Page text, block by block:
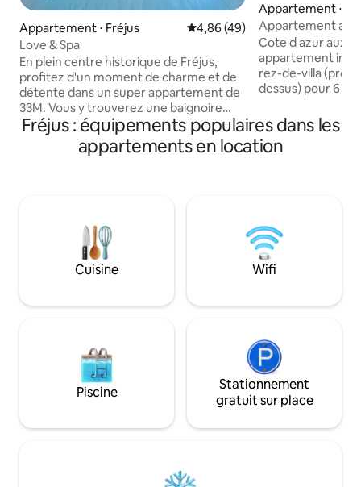
Appartement ⋅ Fréjus Évaluation moyenne sur la
4,86 (49)
Love & Spa
En plein centre historique de Fréjus,
profitez d'un moment de charme et de
détente dans un super appartement de
33M. Vous y trouverez une baignoire
Balnéo avec bain a remous, cascade et
leds d'ambiances, ainsi qu'un Hammam
aux senteurs Eucalyptus pour un
Alliez charme et pratique avec les
nombreux commerces et restaurants
présents aux pieds du bien.
Appartement ⋅
-sur-Argens
Appartement
600 m plage
Cote d azur aux
appartement
rez-de-villa
dessus) pour 6
commerces et restaurants
de 75 m² avec plancha Jacuzzi
illimité 2 grandes
et location de
Fréjus : équipements populaires dans les
appartements en location
Cuisine Wifi
Piscine
Stationnement
gratuit sur place